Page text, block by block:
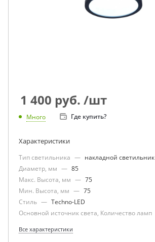
1 400 руб. /шт
Много Где купить?
Характеристики
Тип светильника — накладной светильник
Диаметр, мм — 85
Макс. Высота, мм — 75
Мин. Высота, мм — 75
Стиль — Techno-LED
Основной источник света, Количество ламп
Все характеристики